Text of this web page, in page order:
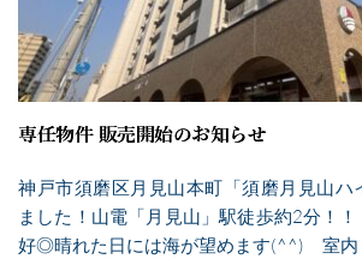
専任物件 販売開始のお知らせ
神戸市須磨区月見山本町「須磨月見山ハ
ました！山電「月見山」駅徒歩約2分！
好◎晴れた日には海が望めます(^^) 室内